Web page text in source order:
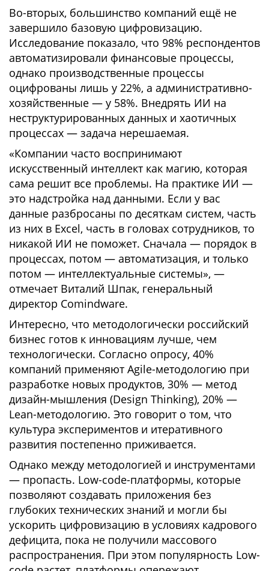
Во-вторых, большинство компаний ещё не
завершило базовую цифровизацию.
Исследование показало, что 98% респондентов
автоматизировали финансовые процессы,
однако производственные процессы
оцифрованы лишь у 22%, а административно-
хозяйственные — у 58%. Внедрять ИИ на
неструктурированных данных и хаотичных
процессах — задача нерешаемая.
«Компании часто воспринимают
искусственный интеллект как магию, которая
сама решит все проблемы. На практике ИИ —
это надстройка над данными. Если у вас
данные разбросаны по десяткам систем, часть
из них в Excel, часть в головах сотрудников, то
никакой ИИ не поможет. Сначала — порядок в
процессах, потом — автоматизация, и только
потом — интеллектуальные системы», —
отмечает Виталий Шпак, генеральный
директор Comindware.
Интересно, что методологически российский
бизнес готов к инновациям лучше, чем
технологически. Согласно опросу, 40%
компаний применяют Agile-методологию при
разработке новых продуктов, 30% — метод
дизайн-мышления (Design Thinking), 20% —
Lean-методологию. Это говорит о том, что
культура экспериментов и итеративного
развития постепенно приживается.
Однако между методологией и инструментами
— пропасть. Low-code-платформы, которые
позволяют создавать приложения без
глубоких технических знаний и могли бы
ускорить цифровизацию в условиях кадрового
дефицита, пока не получили массового
распространения. При этом популярность Low-